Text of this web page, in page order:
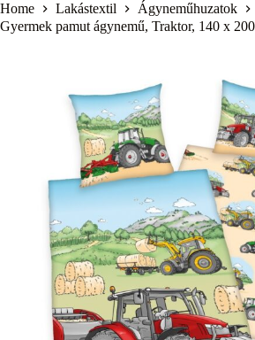
Home Lakástextil Ágyneműhuzatok
Gyermek pamut ágynemű, Traktor, 140 x